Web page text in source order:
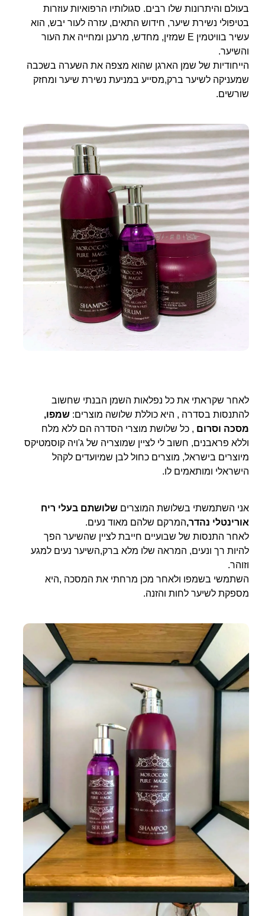
בעולם והיתרונות שלו רבים. סגולותיו הרפואיות עוזרות
בטיפולי נשירת שיער, חידוש התאים, עזרה לעור יבש, הוא
עשיר בוויטמין E שמזין, מחדש, מרענן ומחייה את העור
והשיער.
הייחודיות של שמן הארגן שהוא מצפה את השערה בשכבה
שמעניקה לשיער ברק,מסייע במניעת נשירת שיער ומחזק
שורשים.
לאחר שקראתי את כל נפלאות השמן הבנתי שחשוב
להתנסות בסדרה , היא כוללת שלושה מוצרים: שמפו,
מסכה וסרום , כל שלושת מוצרי הסדרה הם ללא מלח
וללא פראבנים, חשוב לי לציין שמוצריה של ג'ויה קוסמטיקס
מיוצרים בישראל, מוצרים כחול לבן שמיועדים לקהל
הישראלי ומותאמים לו.
אני השתמשתי בשלושת המוצרים שלושתם בעלי ריח
אורינטלי נהדר,המרקם שלהם מאוד נעים.
לאחר התנסות של שבועיים חייבת לציין שהשיער הפך
להיות רך ונעים, המראה שלו מלא ברק,השיער נעים למגע
וזוהר.
השתמשי בשמפו ולאחר מכן מרחתי את המסכה ,היא
מספקת לשיער לחות והזנה.